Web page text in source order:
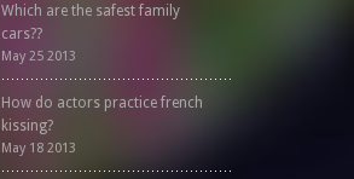
Which are the safest family
cars??
May 25 2013
How do actors practice french
kissing?
May 18 2013